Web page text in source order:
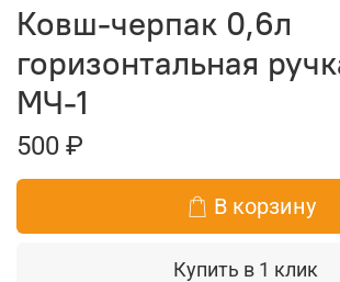
Ковш-черпак 0,6л
горизонтальная
МЧ-1
500 ₽
В корзину
Купить в 1 клик